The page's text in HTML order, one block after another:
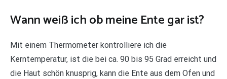
Wann weiß ich ob meine Ente gar ist?
Mit einem Thermometer kontrolliere ich die
Kerntemperatur, ist die bei ca. 90 bis 95 Grad erreicht und
die Haut schön knusprig, kann die Ente aus dem Ofen und